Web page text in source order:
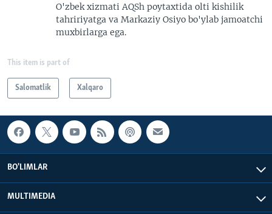
O'zbek xizmati AQSh poytaxtida olti kishilik
tahririyatga va Markaziy Osiyo bo'ylab jamoatchi
muxbirlarga ega.
This item is part of
Salomatlik Xalqaro
BO'LIMLAR
MULTIMEDIA